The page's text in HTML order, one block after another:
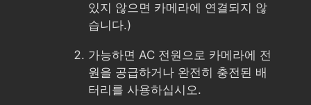
있지 않으면 카메라에 연결되지 않
습니다.)
가능하면 AC 전원으로 카메라에 전
원을 공급하거나 완전히 충전된 배
터리를 사용하십시오.